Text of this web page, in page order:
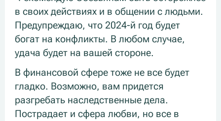
в своих действиях и в общении с людьми.
Предупреждаю, что 2024-й год будет
богат на конфликты. В любом случае,
удача будет на вашей стороне.
В финансовой сфере тоже не все будет
гладко. Возможно, вам придется
разгребать наследственные дела.
Пострадает и сфера любви, но все в